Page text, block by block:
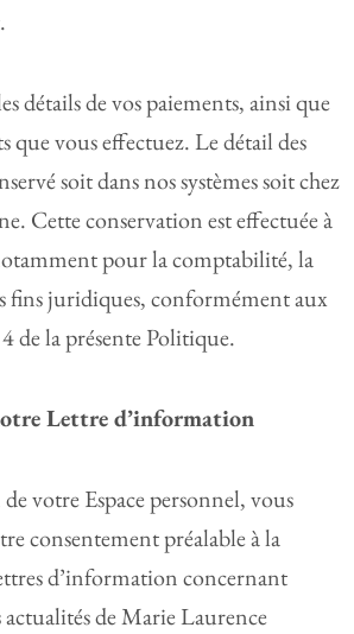
détails de vos paiements, ainsi que
que vous effectuez. Le détail des
soit dans nos systèmes soit chez
Cette conservation est effectuée à
pour la comptabilité, la
fins juridiques, conformément aux
de la présente Politique.
Lettre d’information
votre Espace personnel, vous
consentement préalable à la
d’information concernant
de Marie Laurence